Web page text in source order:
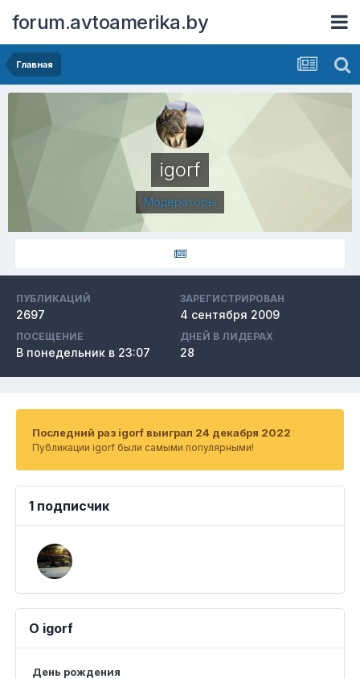
forum.avtoamerika.by
Главная
igorf
Модераторы
ПУБЛИКАЦИЙ
2697
ЗАРЕГИСТРИРОВАН
4 сентября 2009
ПОСЕЩЕНИЕ
В понедельник в 23:07
ДНЕЙ В ЛИДЕРАХ
28
Последний раз igorf выиграл 24 декабря 2022
Публикации igorf были самыми популярными!
1 подписчик
О igorf
День рождения